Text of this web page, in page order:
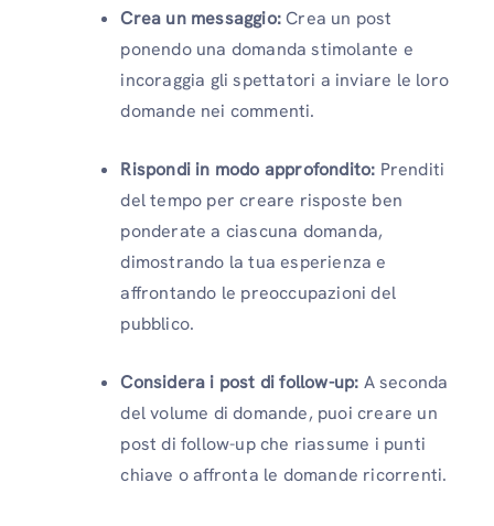
Crea un messaggio:Crea un post
ponendo una domanda stimolante e
incoraggia gli spettatori a inviare le loro
domande nei commenti.
Rispondi in modo approfondito: Prenditi
del tempo per creare risposte ben
ponderate a ciascuna domanda,
dimostrando la tua esperienza e
affrontando le preoccupazioni del
pubblico.
Considera i post di follow-up: A seconda
del volume di domande, puoi creare un
post di follow-up che riassume i punti
chiave o affronta le domande ricorrenti.